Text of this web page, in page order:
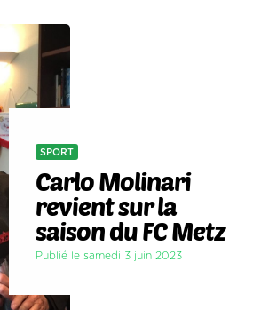
SPORT
Carlo Molinari
revient sur la
saison du FC Metz
Publié le samedi 3 juin 2023